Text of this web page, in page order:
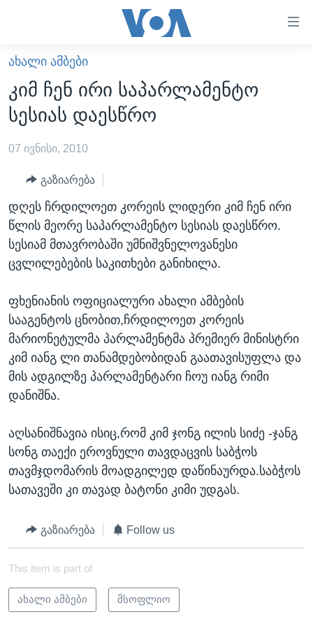
ხელმისაწვდომობისთვის
გადადით
მთავარზე
გადადით
მთავარ
გადადით
ძიებაზე
ᲐᲮᲐᲚᲘ ᲐᲛᲑᲔᲑᲘ
ᲡᲐᲥᲐᲠᲗᲕᲔᲚᲝ
ᲐᲨᲨ
ᲐᲨᲨ-ᲘᲡ ᲐᲠᲩᲔᲕᲜᲔᲑᲘ 2024
ᲛᲡᲝᲤᲚᲘᲝ
ᲕᲘᲓᲔᲝᲔᲑᲘ
ᲒᲐᲓᲐᲪᲔᲛᲔᲑᲘ
ᲮᲔᲓᲕᲐ ᲕᲐᲨᲘᲜᲒᲢᲝᲜᲘᲓᲐᲜ
ᲡᲢᲣᲓᲘᲐ ᲕᲐᲨᲘᲜᲒᲢᲝᲜᲘ
ᲞᲝᲚᲘᲢᲘᲙᲐ
ᲔᲙᲝᲜᲝᲛᲘᲙᲐ
ᲯᲐᲜᲛᲠᲗᲔᲚᲝᲑᲐ
ᲛᲔᲪᲜᲘᲔᲠᲔᲑᲐ
ᲘᲜᲢᲔᲠᲕᲘᲣ
ᲙᲣᲚᲢᲣᲠᲐ
ᲒᲐᲚᲘᲚᲔᲝ
ᲓᲔᲖᲘᲜᲤᲝᲠᲛᲐᲪᲘᲐ
ᲠᲣᲡᲔᲗᲘᲡ ᲨᲔᲭᲠᲐ ᲣᲙᲠᲐᲘᲜᲐᲨᲘ
Learning English
ᲗᲕᲐᲚᲘ ᲒᲕᲐᲓᲔᲕᲜᲔᲗ
ენები
ᲐᲮᲐᲚᲘ ᲐᲛᲑᲔᲑᲘ
კიმ ჩენ ირი საპარლამენტო
სესიას დაესწრო
07 ივნისი, 2010
გაზიარება
დღეს ჩრდილოეთ კორეის ლიდერი კიმ ჩენ ირი
წლის მეორე საპარლამენტო სესიას დაესწრო.
სესიამ მთავრობაში უმნიშვნელოვანესი
ცვლილებების საკითხები განიხილა.
ფხენიანის ოფიციალური ახალი ამბების
სააგენტოს ცნობით,ჩრდილოეთ კორეის
მარიონეტულმა პარლამენტმა პრემიერ მინისტრი
კიმ იანგ ლი თანამდებობიდან გაათავისუფლა და
მის ადგილზე პარლამენტარი ჩოუ იანგ რიმი
დანიშნა.
აღსანიშნავია ისიც,რომ კიმ ჯონგ ილის სიძე -ჯანგ
სონგ თაექი ეროვნული თავდაცვის საბჭოს
თავმჯდომარის მოადგილედ დაწინაურდა.საბჭოს
სათავეში კი თავად ბატონი კიმი უდგას.
გაზიარება Follow us
This item is part of
ახალი ამბები მსოფლიო